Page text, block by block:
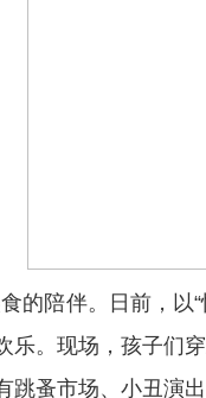
陪伴。日前，以“
乐。现场，孩子
蚤市场、小丑演